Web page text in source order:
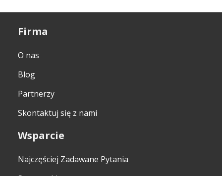
Firma
O nas
Blog
Partnerzy
Skontaktuj się z nami
Wsparcie
Najczęściej Zadawane Pytania